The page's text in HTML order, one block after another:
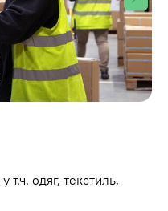
т.ч. одяг, текстиль,